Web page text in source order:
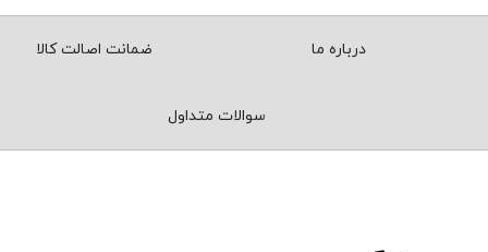
درباره ما ضمانت اصالت کالا
سوالات متداول